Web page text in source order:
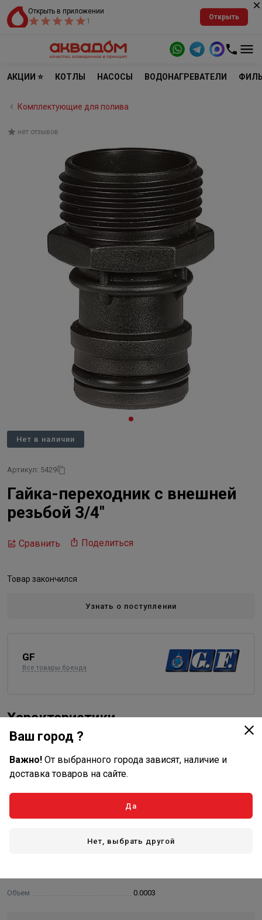
Открыть в приложении
1
Открыть
АКЦИИ ⭐ КОТЛЫ НАСОСЫ ВОДОНАГРЕВАТЕЛИ
Комплектующие для полива
нет отзывов
Нет в наличии
Артикул: 5429
Гайка-переходник с внешней
резьбой 3/4"
Сравнить Поделиться
Товар закончился
Узнать о поступлении
GF
Все товары бренда
Характеристики
Основные
Длина в упаковке, см. 13.500
Ширина в упаковке, см.
Вес в упаковке, кг 0.015
Объем 0.0003
Ваш город ?
Важно! От выбранного города зависят, наличие и
доставка товаров на сайте.
Да
Нет, выбрать другой